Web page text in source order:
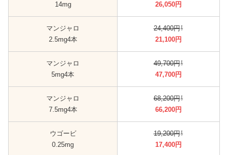
14mg
26,050円
マンジャロ
2.5mg4本
24,400円⇩
21,100円
マンジャロ
5mg4本
49,700円⇩
47,700円
マンジャロ
7.5mg4本
68,200円⇩
66,200円
ウゴービ
0.25mg
19,200円⇩
17,400円